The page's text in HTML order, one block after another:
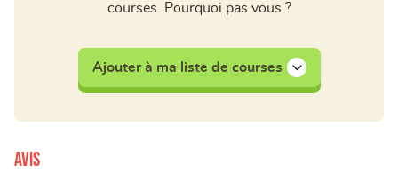
courses. Pourquoi pas vous ?
Ajouter à ma liste de courses
Avis